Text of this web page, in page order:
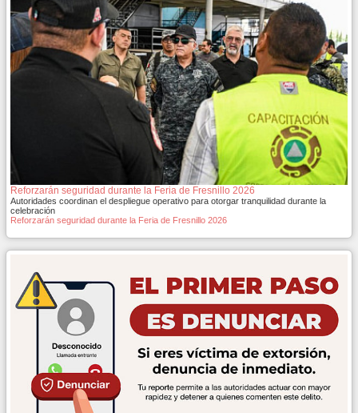
Reforzarán seguridad durante la Feria de Fresnillo 2026
Autoridades coordinan el despliegue operativo para otorgar tranquilidad durante la
celebración
Reforzarán seguridad durante la Feria de Fresnillo 2026